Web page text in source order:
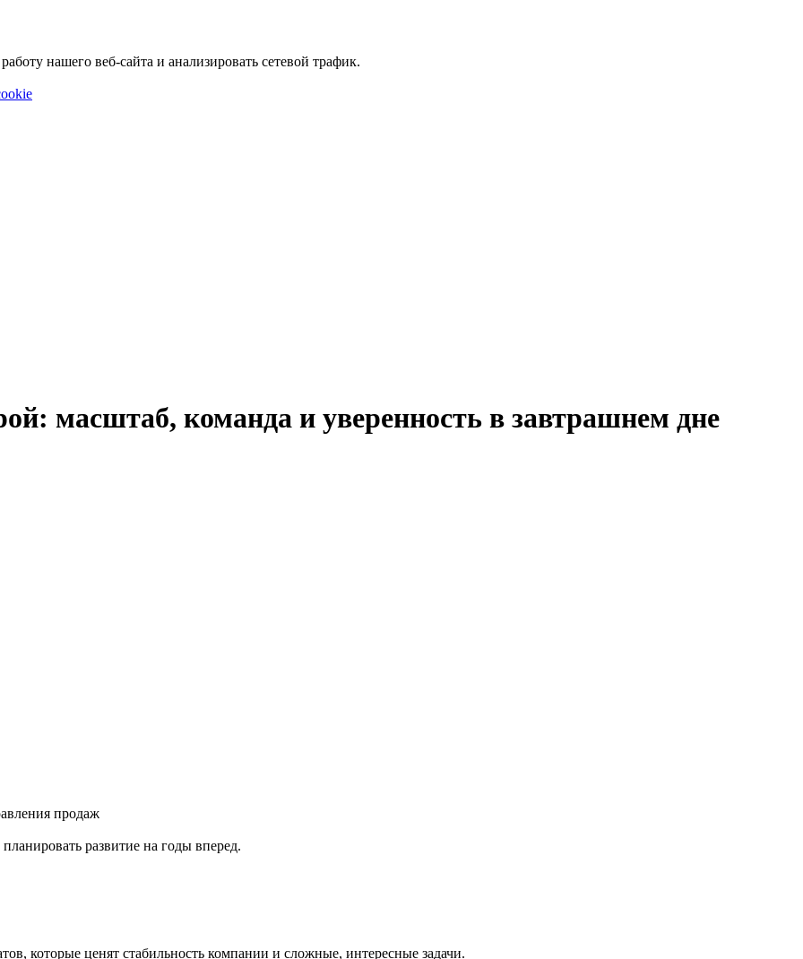
нашего веб-сайта и анализировать сетевой трафик.
масштаб, команда и уверенность в завтрашнем дне
продаж
развитие на годы вперед.
которые ценят стабильность компании и сложные, интересные задачи.